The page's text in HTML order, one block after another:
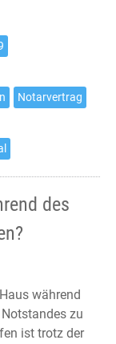
Notarvertrag
des
während
zu
ist trotz der